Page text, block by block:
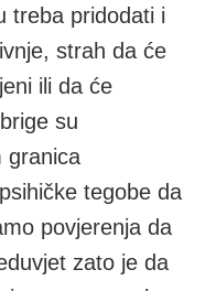
treba pridodati i
strah da će
ili da će
su
granica
tegobe da
povjerenja da
zato je da